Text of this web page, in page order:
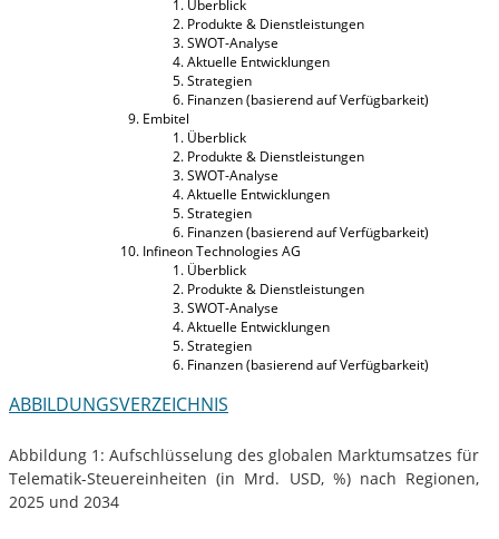
Überblick
Produkte & Dienstleistungen
SWOT-Analyse
Aktuelle Entwicklungen
Strategien
Finanzen (basierend auf Verfügbarkeit)
Embitel
Überblick
Produkte & Dienstleistungen
SWOT-Analyse
Aktuelle Entwicklungen
Strategien
Finanzen (basierend auf Verfügbarkeit)
Infineon Technologies AG
Überblick
Produkte & Dienstleistungen
SWOT-Analyse
Aktuelle Entwicklungen
Strategien
Finanzen (basierend auf Verfügbarkeit)
ABBILDUNGSVERZEICHNIS
Abbildung 1: Aufschlüsselung des globalen Marktumsatzes für
Telematik-Steuereinheiten (in Mrd. USD, %) nach Regionen,
2025 und 2034